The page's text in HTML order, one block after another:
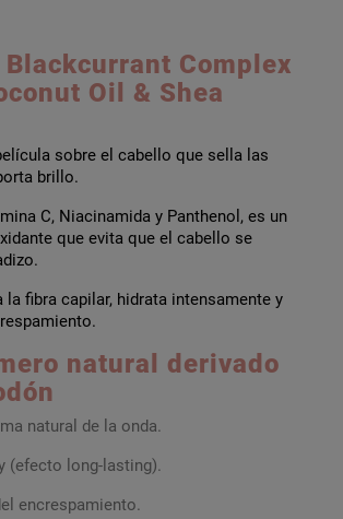
Complex
Oil & Shea
sobre el cabello que sella las
brillo.
C, Niacinamida y Panthenol, es un
que evita que el cabello se
la fibra capilar, hidrata intensamente y
natural derivado
natural de la onda.
(efecto long-lasting).
encrespamiento.